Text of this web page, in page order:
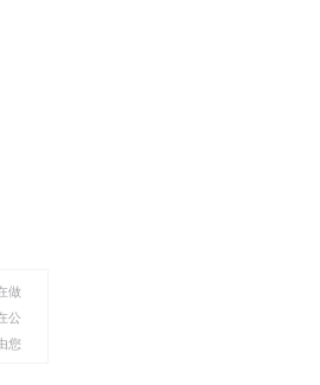
做
公
您